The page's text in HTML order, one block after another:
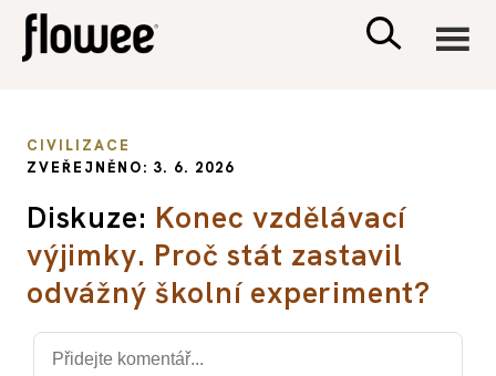
PSYCHOLOGIE
CIVILIZACE
ZVEŘEJNĚNO: 3. 6. 2026
Diskuze: Konec vzdělávací
výjimky. Proč stát zastavil
odvážný školní experiment?